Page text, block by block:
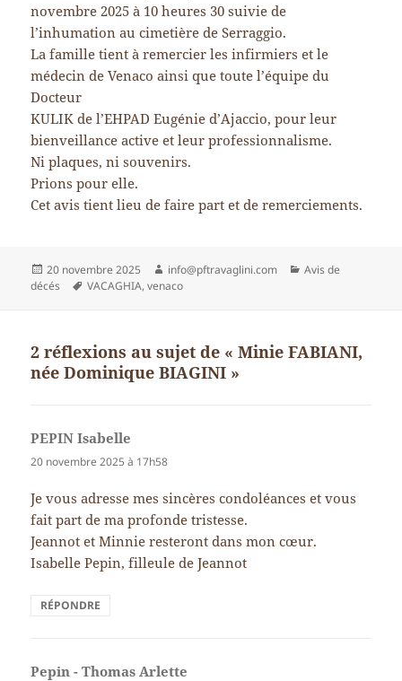
novembre 2025 à 10 heures 30 suivie de
l’inhumation au cimetière de Serraggio.
La famille tient à remercier les infirmiers et le
médecin de Venaco ainsi que toute l’équipe du
Docteur
KULIK de l’EHPAD Eugénie d’Ajaccio, pour leur
bienveillance active et leur professionnalisme.
Ni plaques, ni souvenirs.
Prions pour elle.
Cet avis tient lieu de faire part et de remerciements.
Publié
le
20 novembre 2025 Auteur
info@pftravaglini.com Catégories
Avis de
décés
Mots-
VACAGHIA,venaco
2 réflexions au sujet de « Minie FABIANI,
née Dominique BIAGINI »
PEPIN Isabelle
20 novembre 2025 à 17h58
Je vous adresse mes sincères condoléances et vous
fait part de ma profonde tristesse.
Jeannot et Minnie resteront dans mon cœur.
Isabelle Pepin, filleule de Jeannot
RÉPONDRE
Pepin - Thomas Arlette